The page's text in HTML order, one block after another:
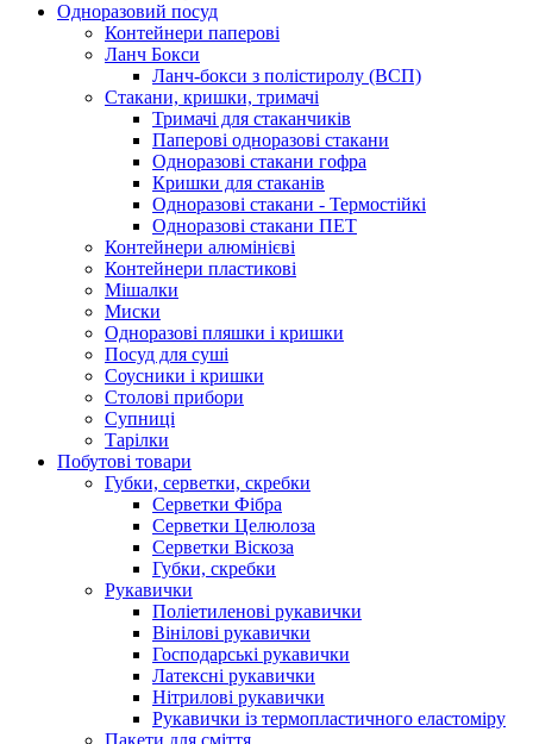
Одноразовий посуд
Контейнери паперові
Ланч Бокси
Ланч-бокси з полістиролу (ВСП)
Стакани, кришки, тримачі
Тримачі для стаканчиків
Паперові одноразові стакани
Одноразові стакани гофра
Кришки для стаканів
Одноразові стакани - Термостійкі
Одноразові стакани ПЕТ
Контейнери алюмінієві
Контейнери пластикові
Мішалки
Миски
Одноразові пляшки і кришки
Посуд для суші
Соусники і кришки
Столові прибори
Супниці
Тарілки
Побутові товари
Губки, серветки, скребки
Серветки Фібра
Серветки Целюлоза
Серветки Віскоза
Губки, скребки
Рукавички
Поліетиленові рукавички
Вінілові рукавички
Господарські рукавички
Латексні рукавички
Нітрилові рукавички
Рукавички із термопластичного еластоміру